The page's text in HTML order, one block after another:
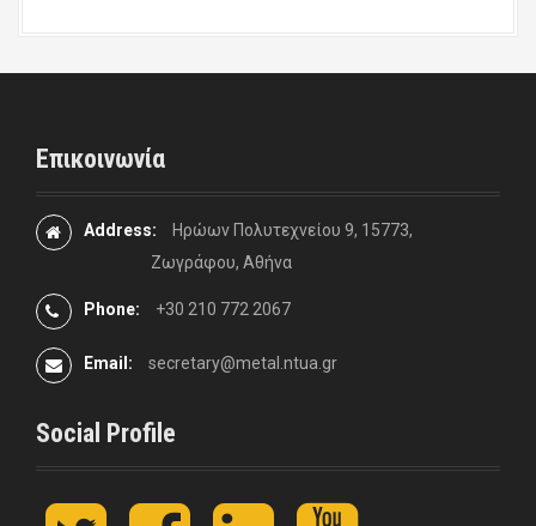
Επικοινωνία
Address:
Ηρώων Πολυτεχνείου 9, 15773,
Ζωγράφου, Αθήνα
Phone: +30 210 772 2067
Email: secretary@metal.ntua.gr
Social Profile
t
F
L
y